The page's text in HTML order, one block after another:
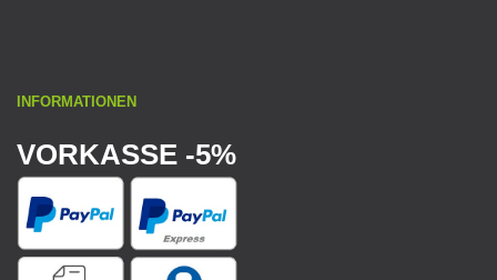
INFORMATIONEN
VORKASSE -5%